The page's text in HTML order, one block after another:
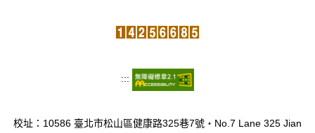
:::
校址：10586 臺北市松山區健康路325巷7號‧No.7 Lane 325 Jian